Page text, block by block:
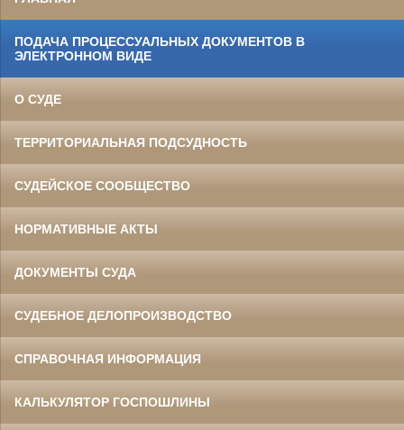
ПОДАЧА ПРОЦЕССУАЛЬНЫХ ДОКУМЕНТОВ В
ЭЛЕКТРОННОМ ВИДЕ
О СУДЕ
ТЕРРИТОРИАЛЬНАЯ ПОДСУДНОСТЬ
СУДЕЙСКОЕ СООБЩЕСТВО
НОРМАТИВНЫЕ АКТЫ
ДОКУМЕНТЫ СУДА
СУДЕБНОЕ ДЕЛОПРОИЗВОДСТВО
СПРАВОЧНАЯ ИНФОРМАЦИЯ
КАЛЬКУЛЯТОР ГОСПОШЛИНЫ